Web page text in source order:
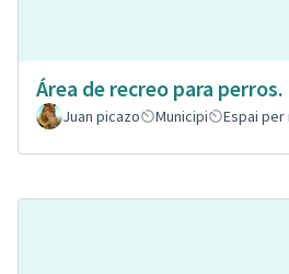
Área de recreo para perros.
Juan picazo
Municipi Espai